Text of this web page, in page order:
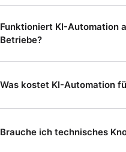
Funktioniert KI-Automation
Betriebe?
Was kostet KI-Automation
Brauche ich technisches